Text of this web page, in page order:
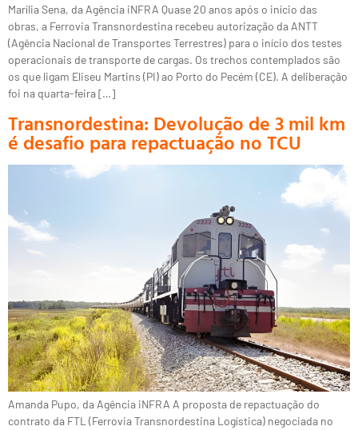
Marília Sena, da Agência iNFRA Quase 20 anos após o início das
obras, a Ferrovia Transnordestina recebeu autorização da ANTT
(Agência Nacional de Transportes Terrestres) para o início dos testes
operacionais de transporte de cargas. Os trechos contemplados são
os que ligam Eliseu Martins (PI) ao Porto do Pecém (CE). A deliberação
foi na quarta-feira […]
Transnordestina: Devolução de 3 mil km
é desafio para repactuação no TCU
Amanda Pupo, da Agência iNFRA A proposta de repactuação do
contrato da FTL (Ferrovia Transnordestina Logística) negociada no